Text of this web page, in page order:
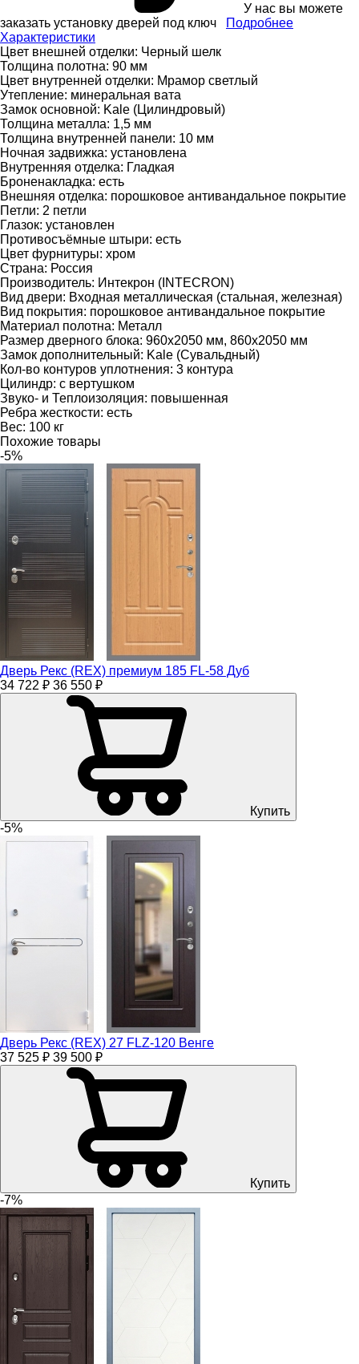
У нас вы можете
заказать установку дверей под ключ
Подробнее
Характеристики
Цвет внешней отделки: Черный шелк
Толщина полотна: 90 мм
Цвет внутренней отделки: Мрамор светлый
Утепление: минеральная вата
Замок основной: Kale (Цилиндровый)
Толщина металла: 1,5 мм
Толщина внутренней панели: 10 мм
Ночная задвижка: установлена
Внутренняя отделка: Гладкая
Броненакладка: есть
Внешняя отделка: порошковое антивандальное покрытие
Петли: 2 петли
Глазок: установлен
Противосъёмные штыри: есть
Цвет фурнитуры: хром
Страна: Россия
Производитель: Интекрон (INTECRON)
Вид двери: Входная металлическая (стальная, железная)
Вид покрытия: порошковое антивандальное покрытие
Материал полотна: Металл
Размер дверного блока: 960х2050 мм, 860х2050 мм
Замок дополнительный: Kale (Сувальдный)
Кол-во контуров уплотнения: 3 контура
Цилиндр: с вертушком
Звуко- и Теплоизоляция: повышенная
Ребра жесткости: есть
Вес: 100 кг
Похожие товары
-5%
Дверь Рекс (REX) премиум 185 FL-58 Дуб
34 722 ₽ 36 550 ₽
Купить
-5%
Дверь Рекс (REX) 27 FLZ-120 Венге
37 525 ₽ 39 500 ₽
Купить
-7%